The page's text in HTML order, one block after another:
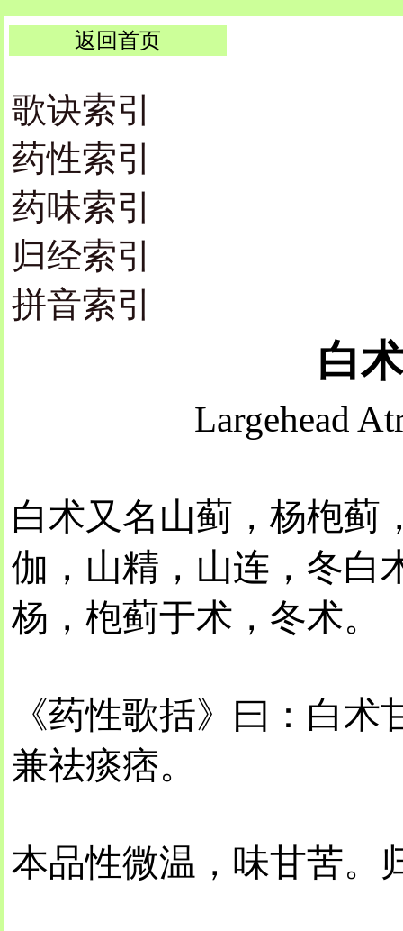
返回首页
歌诀索引
药性索引
药味索引
归经索引
拼音索引
白
Largehead
白术又名山蓟，杨枹蓟
伽，山精，山连，冬白
杨，枹蓟于术，冬术。
《药性歌括》曰：白
兼祛痰痞。
本品性微温，味甘苦。